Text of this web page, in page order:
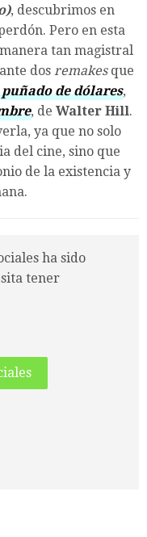
, descubrimos en
Pero en esta
tan magistral
dos remakesque
de dólares,
, de Walter Hill.
ya que no solo
del cine, sino que
de la existencia y
ha sido
tener